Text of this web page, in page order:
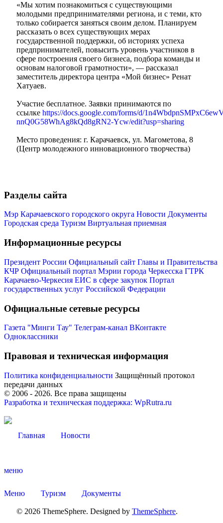
«Мы хотим познакомиться с существующими
молодыми предпринимателями региона, и с теми, кто
только собирается заняться своим делом. Планируем
рассказать о всех существующих мерах
государственной поддержки, об историях успеха
предпринимателей, повысить уровень участников в
сфере построения своего бизнеса, подбора команды и
основам налоговой грамотности», — рассказал
заместитель директора центра «Мой бизнес» Ренат
Хатуаев.
Участие бесплатное. Заявки принимаются по
ссылке https://docs.google.com/forms/d/
nnQ0G58WhAg8kQd8gRN2-Ycw/edit?usp=sharing
Место проведения: г. Карачаевск, ул. Магометова, 8
(Центр молодежного инновационного творчества)
Разделы сайта
Мэр Карачаевского городского округа Новости Документы
Городская среда Туризм Виртуальная приемная
Информационные ресурсы
Президент России Официальный сайт Главы и Правительства
КЧР Официальный портал Мэрии города Черкесска ГТРК
Карачаево-Черкесия ЕИС в сфере закупок Портал
государственных услуг Российской Федерации
Официальные сетевые ресурсы
Газета "Минги Тау" Телеграм-канал ВКонтакте
Одноклассники
Правовая и техническая информация
Политика конфиденциальности Защищённый протокол
передачи данных
© 2006 - 2026. Все права защищены
Разработка и техническая поддержка: WpRutra.ru
Главная Новости
меню
Меню Туризм Документы
© 2026 ThemeSphere. Designed by ThemeSphere.
Мэр